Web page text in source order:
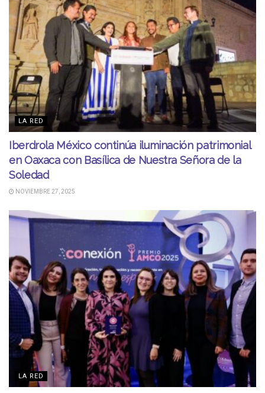
LA RED
Iberdrola México continúa iluminación patrimonial
en Oaxaca con Basílica de Nuestra Señora de la
Soledad
NOVIEMBRE 27, 2025
LA RED